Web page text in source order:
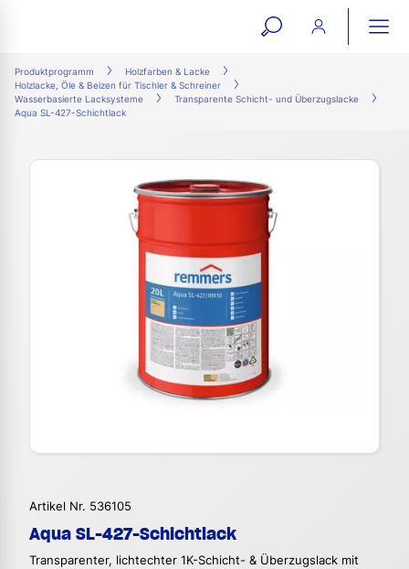
open
form
Produktprogramm
Holzfarben & Lacke
Holzlacke, Öle & Beizen für Tischler & Schreiner
Wasserbasierte Lacksysteme
Transparente Schicht- und Überzugslacke
Aqua SL-427-Schichtlack
Artikel Nr. 536105
Aqua SL-427-Schichtlack
Transparenter, lichtechter 1K-Schicht- & Überzugslack mit